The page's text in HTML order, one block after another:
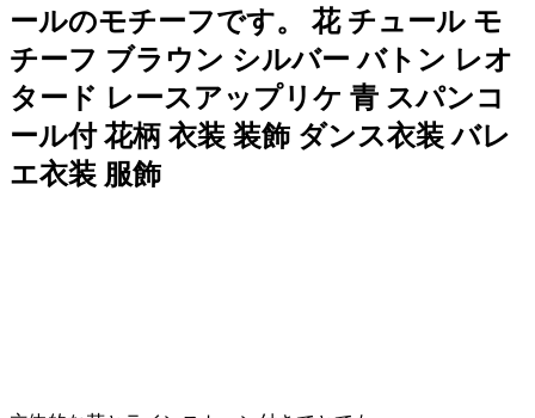
ールのモチーフです。 花 チュール モ
チーフ ブラウン シルバー バトン レオ
タード レースアップリケ 青 スパンコ
ール付 花柄 衣装 装飾 ダンス衣装 バレ
エ衣装 服飾